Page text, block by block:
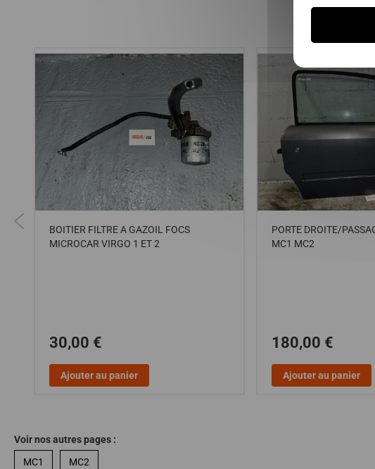
BOITIER FILTRE A GAZOIL FOCS
MICROCAR VIRGO 1 ET 2
30,00 €
Ajouter au panier
PORTE DROITE/
MC1 MC2
180,00 €
Ajouter au panier
Voir nos autres pages :
MC1
MC2